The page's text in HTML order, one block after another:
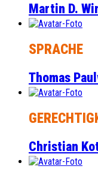
Martin D.
SPRACHE
Thomas
Christian